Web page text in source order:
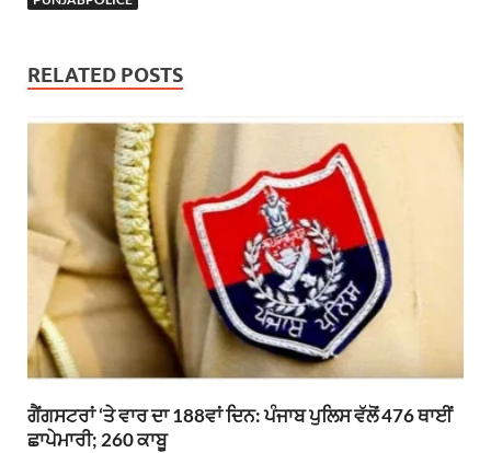
RELATED POSTS
ਗੈਂਗਸਟਰਾਂ ‘ਤੇ ਵਾਰ ਦਾ 188ਵਾਂ ਦਿਨ: ਪੰਜਾਬ ਪੁਲਿਸ ਵੱਲੋਂ 476 ਥਾਈਂ
ਛਾਪੇਮਾਰੀ; 260 ਕਾਬੂ